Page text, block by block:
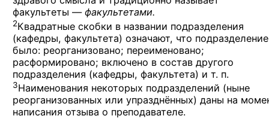
факультеты — факультетами.
2Квадратные скобки в названии подразделения
(кафедры, факультета) означают, что подразделение
было: реорганизовано; переименовано;
расформировано; включено в состав другого
подразделения (кафедры, факультета) и т. п.
3Наименования некоторых подразделений (ныне
реорганизованных или упразднённых) даны на
написания отзыва о преподавателе.